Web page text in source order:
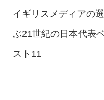
イギリスメディアの選
ぶ21世紀の日本代表
スト11